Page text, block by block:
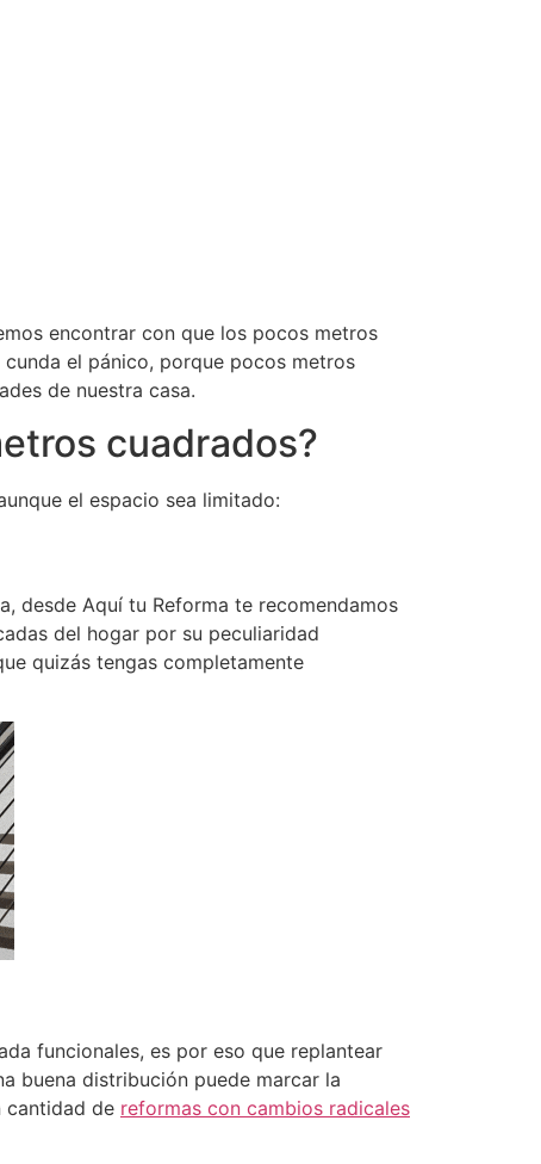
encontrar con que los pocos metros
cunda el pánico, porque pocos metros
de nuestra casa.
cuadrados?
el espacio sea limitado:
desde Aquí tu Reforma te recomendamos
del hogar por su peculiaridad
quizás tengas completamente
funcionales, es por eso que replantear
buena distribución puede marcar la
cantidad de reformas con cambios radicales